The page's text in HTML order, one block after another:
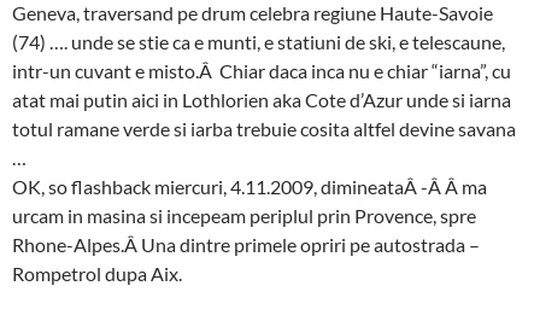
Geneva, traversand pe drum celebra regiune Haute-Savoie
(74) …. unde se stie ca e munti, e statiuni de ski, e telescaune,
intr-un cuvant e misto.Â Chiar daca inca nu e chiar “iarna”, cu
atat mai putin aici in Lothlorien aka Cote d’Azur unde si iarna
totul ramane verde si iarba trebuie cosita altfel devine savana
…
OK, so flashback miercuri, 4.11.2009, dimineataÂ -Â Â ma
urcam in masina si incepeam periplul prin Provence, spre
Rhone-Alpes.Â Una dintre primele opriri pe autostrada –
Rompetrol dupa Aix.